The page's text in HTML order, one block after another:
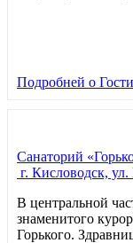
Подробней о
Санаторий
г. Кисловодск,
В центральной
знаменитого
Горького.